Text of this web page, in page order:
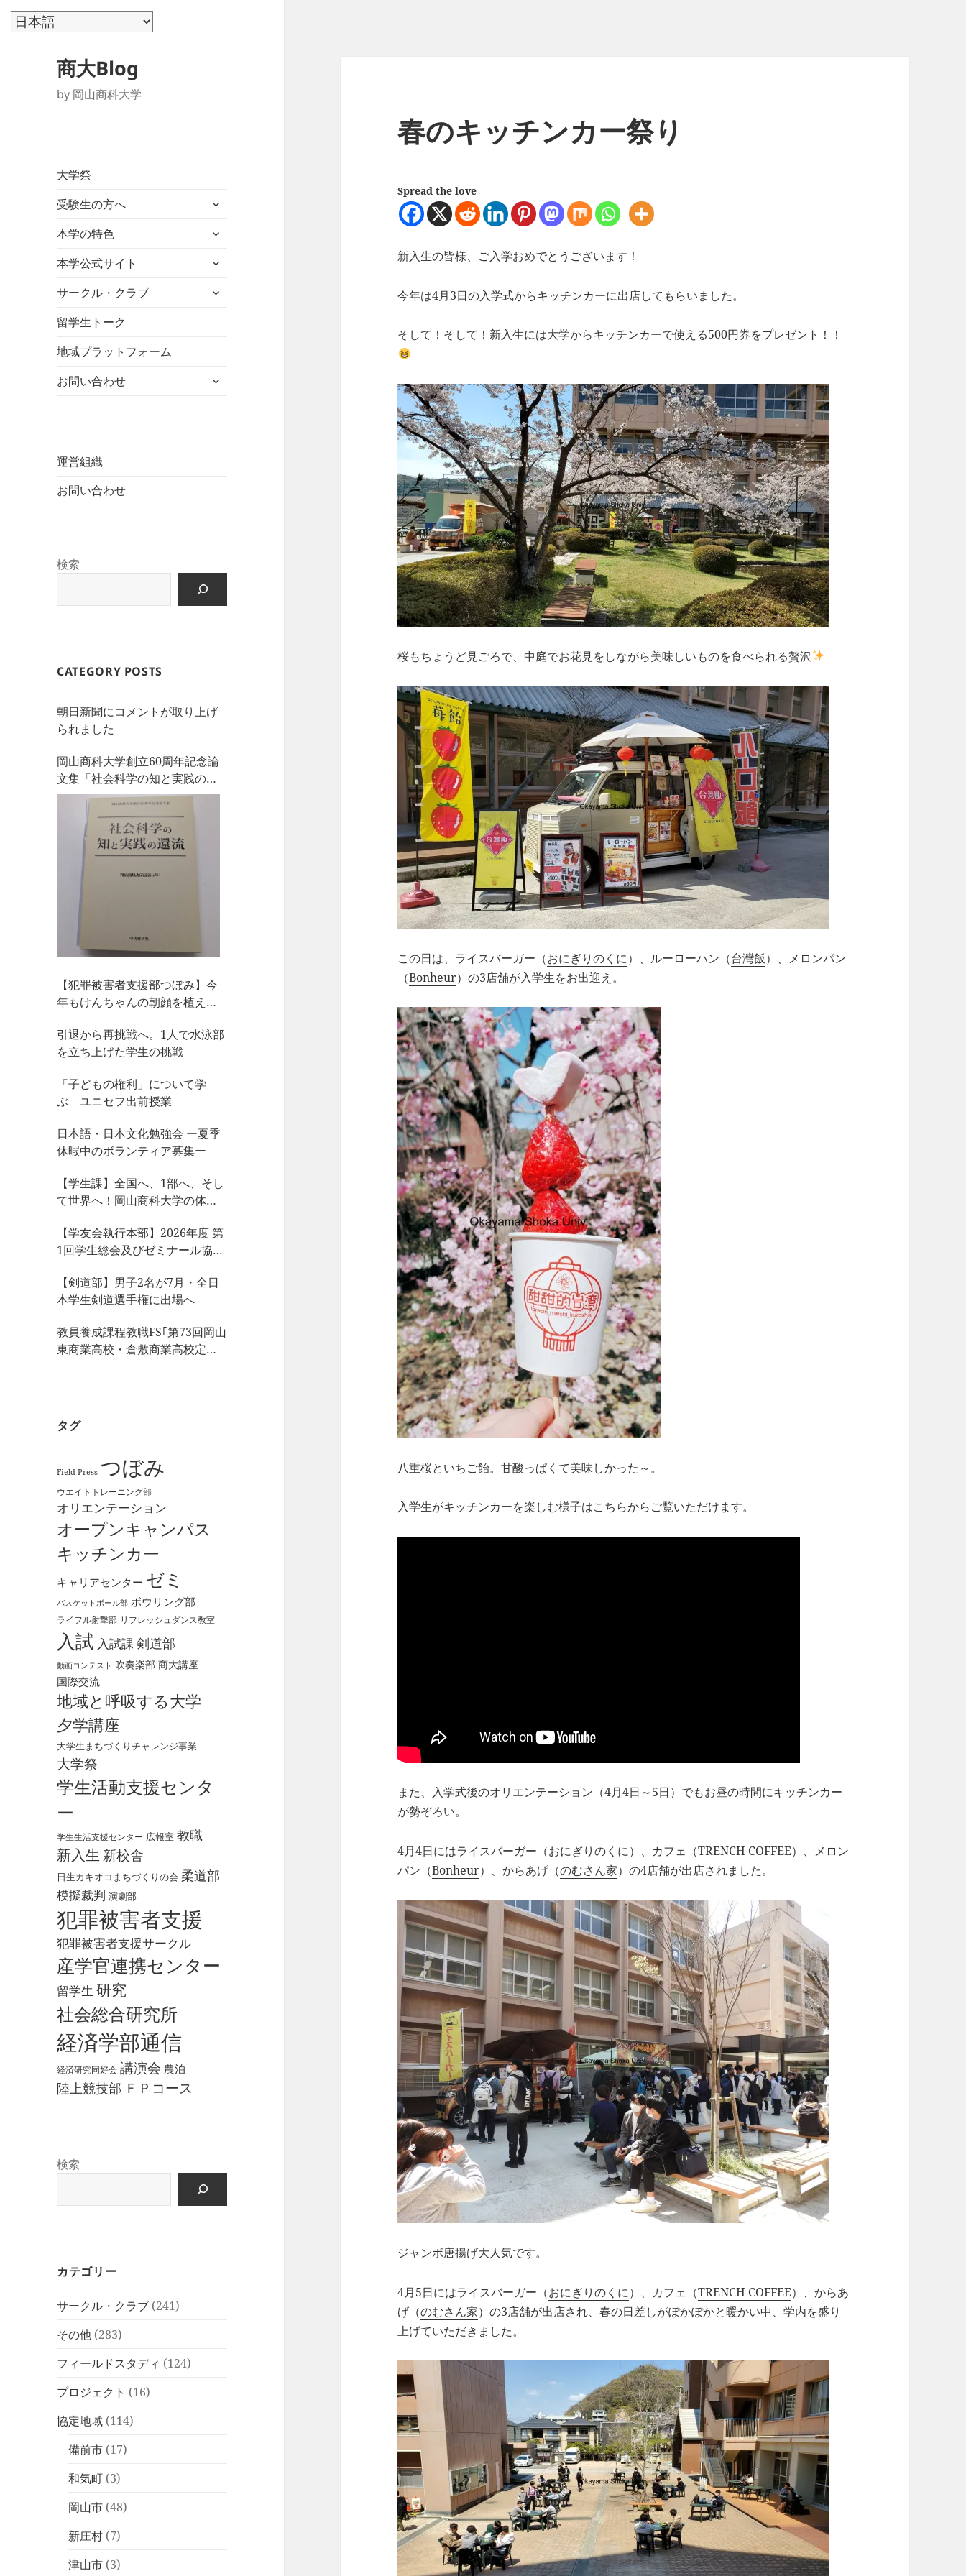
商大Blog
by 岡山商科大学
大学祭
受験生の方へ
サ
メ
ュ
を
本学の特色
サ
メ
ュ
本学公式サイト
サ
メ
サークル・クラブ
サ
を
留学生トーク
地域プラットフォーム
お問い合わせ
サ
運営組織
お問い合わせ
検索
CATEGORY POSTS
朝日新聞にコメントが取り上げ
られました
岡山商科大学創立60周年記念論
文集「社会科学の知と実践の還
流」を刊行しました
【犯罪被害者支援部つぼみ】今
年もけんちゃんの朝顔を植えま
引退から再挑戦へ。1人で水泳部
を立ち上げた学生の挑戦
「子どもの権利」について学
ぶ ユニセフ出前授業
日本語・日本文化勉強会 ー夏季
休暇中のボランティア募集ー
【学生課】全国へ、1部へ、そし
て世界へ！岡山商科大学の体育
動！
【学友会執行本部】2026年度 第
1回学生総会及びゼミナール協議
ました！
【剣道部】男子2名が7月・全日
本学生剣道選手権に出場へ
教員養成課程教職FS｢第73回岡山
東商業高校・倉敷商業高校定期
タグ
Field Press つぼみ
ウエイトトレーニング部
オリエンテーション
オープンキャンパス
キッチンカー
キャリアセンター ゼミ
バスケットボール部 ボウリング部
ライフル射撃部 リフレッシュダンス教室
入試 入試課 剣道部
動画コンテスト 吹奏楽部 商大講座
国際交流
地域と呼吸する大学
夕学講座
大学生まちづくりチャレンジ事業
大学祭
学生活動支援センタ
ー
学生生活支援センター 広報室 教職
新入生 新校舎
日生カキオコまちづくりの会 柔道部
模擬裁判 演劇部
犯罪被害者支援
犯罪被害者支援サークル
産学官連携センター
留学生 研究
社会総合研究所
経済学部通信
経済研究同好会 講演会 農泊
陸上競技部 ＦＰコース
検索
カテゴリー
サークル・クラブ (241)
その他 (283)
フィールドスタディ (124)
プロジェクト (16)
協定地域 (114)
備前市 (17)
和気町 (3)
岡山市 (48)
新庄村 (7)
津山市 (3)
春のキッチンカー祭り
Spread the love
新入生の皆様、ご入学おめでとうございます！
今年は4月3日の入学式からキッチンカーに出店してもらいました。
そして！そして！新入生には大学からキッチンカーで使える500円券をプレゼント！！
桜もちょうど見ごろで、中庭でお花見をしながら美味しいものを食べられる贅沢
この日は、ライスバーガー（おにぎりのくに）、ルーローハン（台灣飯）、メロンパン
（Bonheur）の3店舗が入学生をお出迎え。
八重桜といちご飴。甘酸っぱくて美味しかった～。
入学生がキッチンカーを楽しむ様子はこちらからご覧いただけます。
また、入学式後のオリエンテーション（4月4日～5日）でもお昼の時間にキッチンカー
が勢ぞろい。
4月4日にはライスバーガー（おにぎりのくに）、カフェ（TRENCH COFFEE）、メロン
パン（Bonheur）、からあげ（のむさん家）の4店舗が出店されました。
ジャンボ唐揚げ大人気です。
4月5日にはライスバーガー（おにぎりのくに）、カフェ（TRENCH COFFEE）、からあ
げ（のむさん家）の3店舗が出店され、春の日差しがぽかぽかと暖かい中、学内を盛り
上げていただきました。